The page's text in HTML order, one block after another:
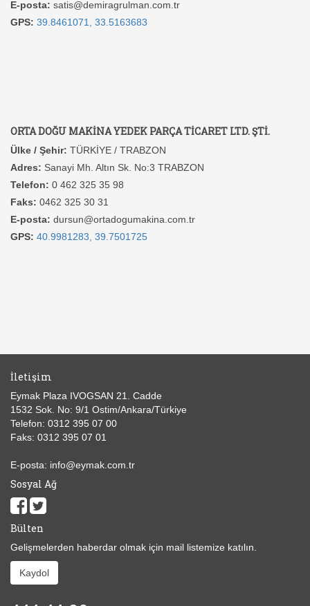
E-posta: satis@demiragrulman.com.tr
GPS: 39.8461071, 33.5163683
ORTA DOĞU MAKİNA YEDEK PARÇA TİCARET LTD. ŞTİ.
Ülke / Şehir: TÜRKİYE / TRABZON
Adres: Sanayi Mh. Altın Sk. No:3 TRABZON
Telefon: 0 462 325 35 98
Faks: 0462 325 30 31
E-posta: dursun@ortadogumakina.com.tr
GPS: 40.9981283, 39.7501725
İletişim
Eymak Plaza IVOGSAN 21. Cadde
1532 Sok. No: 9/1 Ostim/Ankara/Türkiye
Telefon: 0312 395 07 00
Faks: 0312 395 07 01
E-posta: info@eymak.com.tr
Sosyal Ağ
Bülten
Gelişmelerden haberdar olmak için mail listemize katılın.
Kaydol